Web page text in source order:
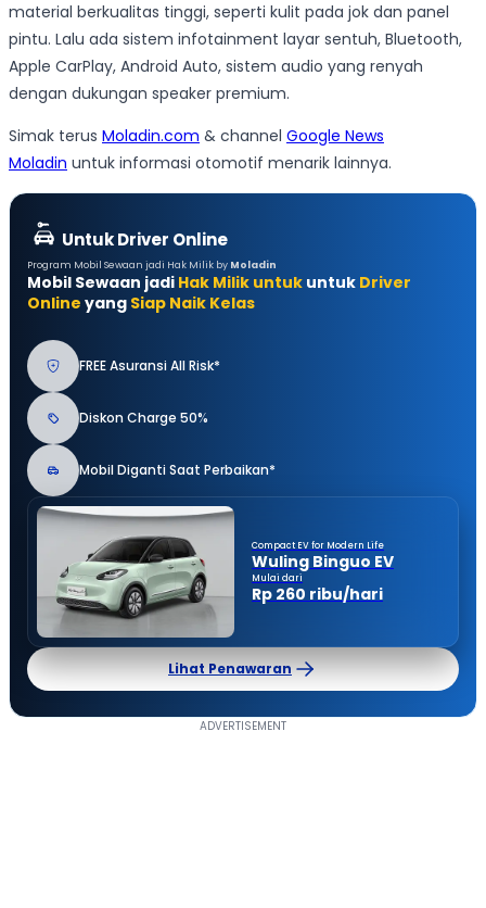
material berkualitas tinggi, seperti kulit pada jok dan panel
pintu. Lalu ada sistem infotainment layar sentuh, Bluetooth,
Apple CarPlay, Android Auto, sistem audio yang renyah
dengan dukungan speaker premium.
Simak terus Moladin.com & channel Google News
Moladin untuk informasi otomotif menarik lainnya.
Untuk Driver Online
Program Mobil Sewaan jadi Hak Milik by Moladin
Mobil Sewaan jadi Hak Milik untuk untuk Driver
Online yang Siap Naik Kelas
FREE Asuransi All Risk*
Diskon Charge 50%
Mobil Diganti Saat Perbaikan*
Compact EV for Modern Life
Wuling Binguo EV
Mulai dari
Rp 260 ribu/hari
Lihat Penawaran